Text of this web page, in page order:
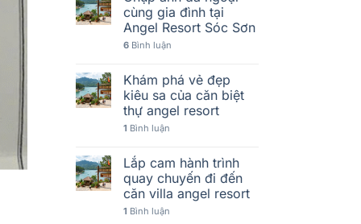
cùng gia đình tại
Angel Resort Sóc Sơn
6Bình luận
Khám phá vẻ đẹp
kiêu sa của căn biệt
thự angel resort
1 Bình luận
Lắp cam hành trình
quay chuyến đi đến
căn villa angel resort
1 Bình luận